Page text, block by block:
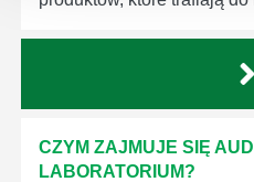
CZYM ZAJMUJE SIĘ
LABORATORIUM?